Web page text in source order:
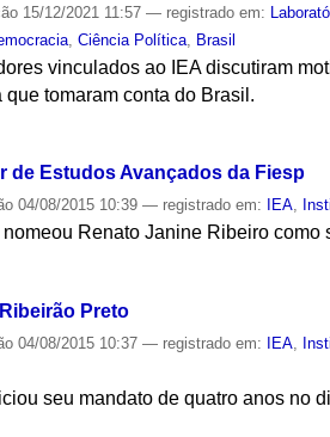
15/12/2021 11:57— registrado em:
,Ciência Política Brasil
vinculados ao IEA discutiram
tomaram conta do Brasil.
de Estudos Avançados da Fiesp
04/08/2015 10:39— registrado em: IEA,
Renato Janine Ribeiro como
Preto
04/08/2015 10:37— registrado em: IEA
seu mandato de quatro anos no